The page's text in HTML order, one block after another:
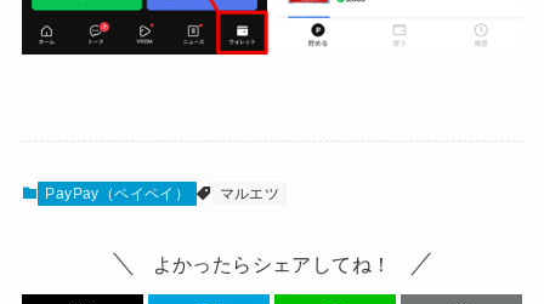
PayPay（ペイペイ） マルエツ
よかったらシェアしてね！